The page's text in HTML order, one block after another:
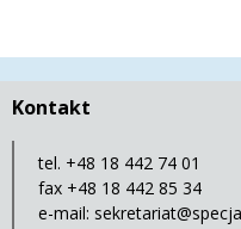
Kontakt
tel. +48 18 442 74 01
fax +48 18 442 85 34
e-mail: